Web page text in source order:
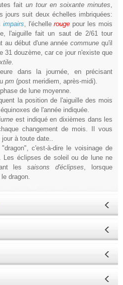
faitun tour en soixante minutes,
jours suit deux échelles imbriquées:
impairs, l'échellerouge pour les mois
l'aiguille fait un saut de 2/61 tour
au début d'une annéecommune qu'il
31 douzème, car ce jour n'existe que
.
dans la journée, en précisant
pm (post meridiem, après-midi).
de lune moyenne.
la position de l'aiguille des mois
de l'année indiquée.
est indiqué en dixièmes dans les
changement de mois. Il vous
jour à toute date..
c'est-à-dire le voisinage de
éclipses de soleil ou de lune ne
lessaisons d'éclipses, lorsque
dragon.